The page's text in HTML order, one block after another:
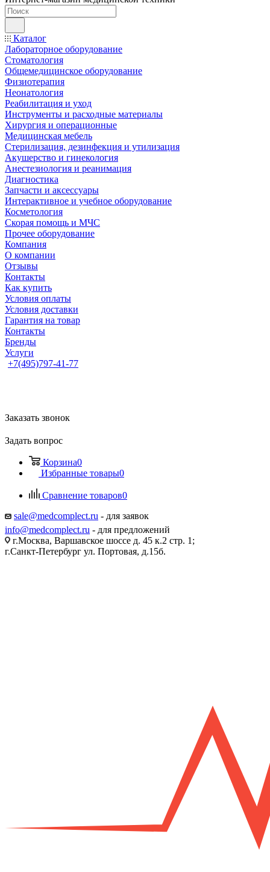
Каталог
Лабораторное оборудование
Стоматология
Общемедицинское оборудование
Физиотерапия
Неонатология
Реабилитация и уход
Инструменты и расходные материалы
Хирургия и операционные
Медицинская мебель
Стерилизация, дезинфекция и утилизация
Акушерство и гинекология
Анестезиология и реанимация
Диагностика
Запчасти и аксессуары
Интерактивное и учебное оборудование
Косметология
Скорая помощь и МЧС
Прочее оборудование
Компания
О компании
Отзывы
Контакты
Как купить
Условия оплаты
Условия доставки
Гарантия на товар
Контакты
Бренды
Услуги
+7(495)797-41-77
Заказать звонок
Задать вопрос
Корзина0
Избранные товары0
Сравнение товаров0
sale@medcomplect.ru - для заявок
info@medcomplect.ru - для предложений
г.Москва, Варшавское шоссе д. 45 к.2 стр. 1;
г.Санкт-Петербург ул. Портовая, д.15б.